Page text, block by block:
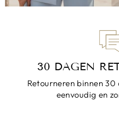
30 DAGEN
Retourneren binnen
eenvoudig en